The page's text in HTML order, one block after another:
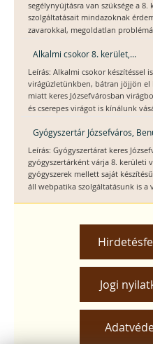
segélynyújtásra van szüksége a
szolgáltatásait mindazoknak
zavarokkal, megoldatlan
Alkalmi csokor 8. kerület,...
Leírás: Alkalmi csokor készítéssel
virágüzletünkben, bátran jöjjön el
miatt keres Józsefvárosban
és cserepes virágot is kínálunk
Gyógyszertár Józsefváros,
Leírás: Gyógyszertárat keres
gyógyszertárként várja 8. kerületi
gyógyszerek mellett saját
áll webpatika szolgáltatásunk is a
Jogi